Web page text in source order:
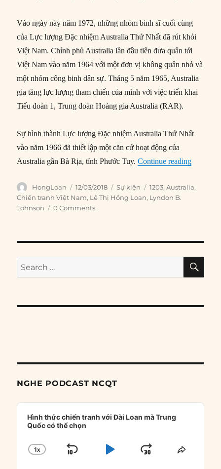
Vào ngày này năm 1972, những nhóm binh sĩ cuối cùng
của Lực lượng Đặc nhiệm Australia Thứ Nhất đã rút khỏi
Việt Nam. Chính phủ Australia lần đầu tiên đưa quân tới
Việt Nam vào năm 1964 với một đơn vị không quân nhỏ và
một nhóm công binh dân sự. Tháng 5 năm 1965, Australia
gia tăng lực lượng tham chiến của mình với việc triển khai
Tiểu đoàn 1, Trung đoàn Hoàng gia Australia (RAR).
Sự hình thành Lực lượng Đặc nhiệm Australia Thứ Nhất
vào năm 1966 đã thiết lập một căn cứ hoạt động của
Australia gần Bà Rịa, tỉnh Phước Tuy.Continue reading“12/03/
Author
HongLoan
Posted
on
12/03/2018 Categories
Sự kiện Tags
1203,Australia,
Chiến tranh Việt Nam, Lê Thị Hồng Loan, Lyndon B.
Johnson
0 Comments
Search
for:
NGHE PODCAST NCQT
Audio
Player
Hình thức chiến tranh với Đài Loan mà Trung
Quốc có thể chọn
CHANGE
1X
SKIP
PLAYJUMPSHARE